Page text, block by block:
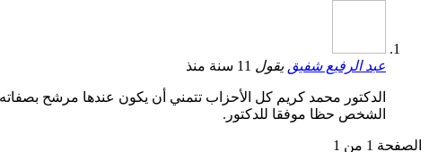
عبد الرفيع شفيق يقول 11 سنة منذ
الدكتور محمد كريم كل الأحزاب تتمني أن يكون عندها مرشح
الشخص حظا موفقا للدكتور.
الصفحة 1 من 1